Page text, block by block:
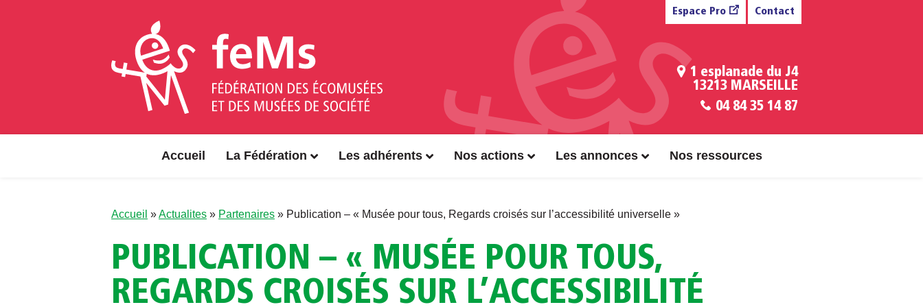
Espace Pro Contact
1 esplanade du J4
13213 MARSEILLE
04 84 35 14 87
Accueil La Fédération Les adhérents Nos actions Les annonces Nos ressources
Accueil »Actualites » Partenaires » Publication – « Musée pour tous, Regards croisés sur l’accessibilité universelle »
PUBLICATION – « MUSÉE POUR TOUS,
REGARDS CROISÉS SUR L’ACCESSIBILITÉ